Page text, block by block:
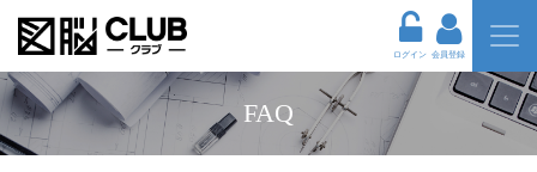
ログイン 会員登録
FAQ